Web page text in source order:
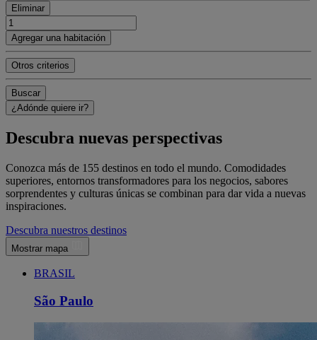
Eliminar
Agregar una habitación
Otros criterios
Buscar
¿Adónde quiere ir?
Descubra nuevas perspectivas
Conozca más de 155 destinos en todo el mundo. Comodidades
superiores, entornos transformadores para los negocios, sabores
sorprendentes y culturas únicas se combinan para dar vida a nuevas
inspiraciones.
Descubra nuestros destinos
Mostrar mapa
BRASIL
São Paulo